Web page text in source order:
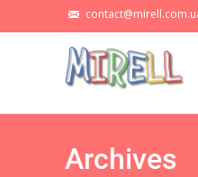
Archives